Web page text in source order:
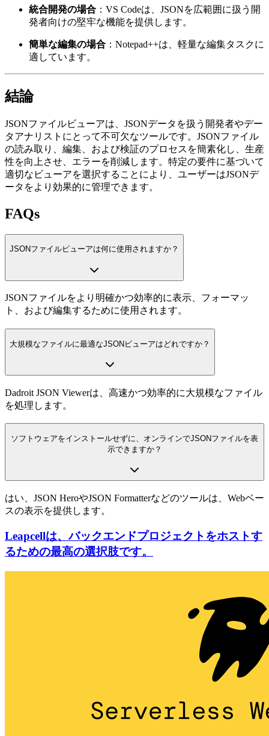
統合開発の場合 ：VS Codeは、JSONを広範囲に扱う開
発者向けの堅牢な機能を提供します。
簡単な編集の場合 ：Notepad++は、軽量な編集タスクに
適しています。
結論
JSONファイルビューアは、JSONデータを扱う開発者やデー
タアナリストにとって不可欠なツールです。JSONファイル
の読み取り、編集、および検証のプロセスを簡素化し、生産
性を向上させ、エラーを削減します。特定の要件に基づいて
適切なビューアを選択することにより、ユーザーはJSONデ
ータをより効果的に管理できます。
FAQs
JSONファイルビューアは何に使用されますか？
JSONファイルをより明確かつ効率的に表示、フォーマッ
ト、および編集するために使用されます。
大規模なファイルに最適なJSONビューアはどれですか？
Dadroit JSON Viewerは、高速かつ効率的に大規模なファイル
を処理します。
ソフトウェアをインストールせずに、オンラインでJSONファイルを表
示できますか？
はい、JSON HeroやJSON Formatterなどのツールは、Webベー
スの表示を提供します。
Leapcellは、バックエンドプロジェクトをホストす
るための最高の選択肢です。